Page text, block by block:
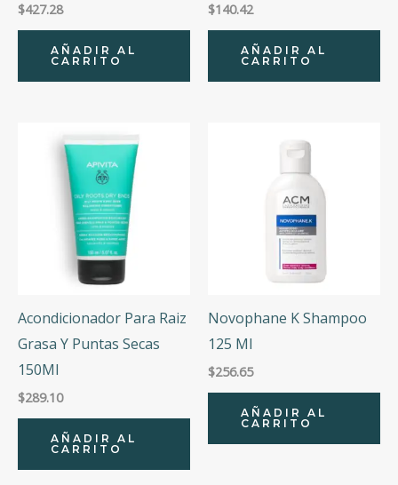
$427.28
AÑADIR AL
CARRITO
$140.42
AÑADIR AL
CARRITO
Acondicionador Para Raiz
Grasa Y Puntas Secas
150Ml
$289.10
AÑADIR AL
CARRITO
Novophane K Shampoo
125 Ml
$256.65
AÑADIR AL
CARRITO